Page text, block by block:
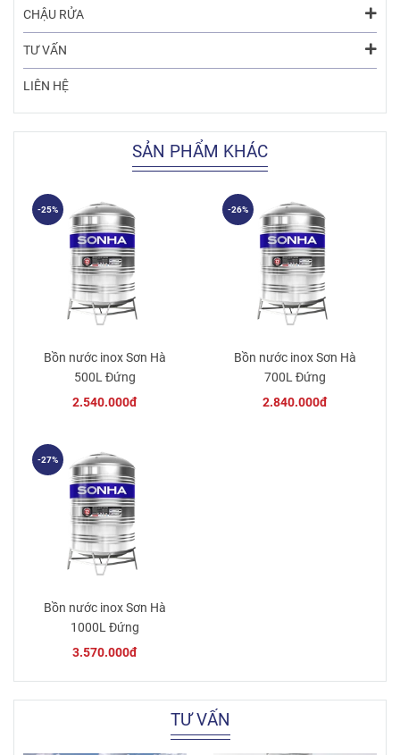
CHẬU RỬA
TƯ VẤN
LIÊN HỆ
SẢN PHẨM KHÁC
Bồn nước inox Sơn Hà
500L Đứng
2.540.000đ
-25%
Bồn nước inox Sơn Hà
700L Đứng
2.840.000đ
-26%
Bồn nước inox Sơn Hà
1000L Đứng
3.570.000đ
-27%
TƯ VẤN